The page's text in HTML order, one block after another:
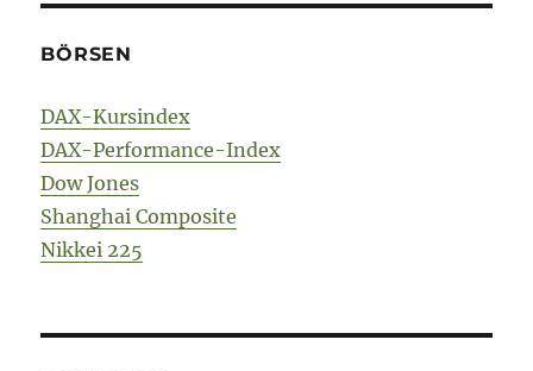
BÖRSEN
DAX-Kursindex
DAX-Performance-Index
Dow Jones
Shanghai Composite
Nikkei 225